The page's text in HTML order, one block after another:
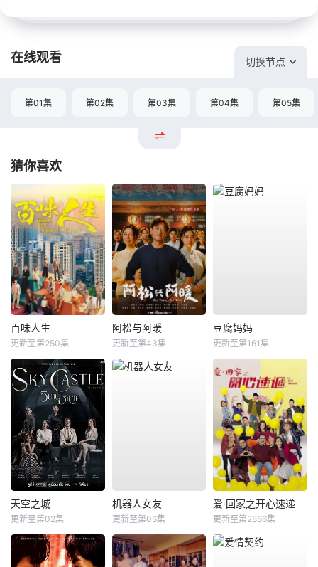
在线观看 切换节点
第01集 第02集 第03集 第04集 第05集
猜你喜欢
百味人生
更新至第250集
阿松与阿暖
更新至第43集
豆腐妈妈
更新至第161集
天空之城
更新至第02集
机器人女友
更新至第06集
爱·回家之开心速递
更新至第2866集